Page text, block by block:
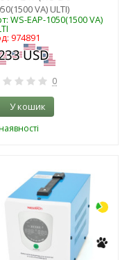
VA) ULTI)
WS-EAP-1050(1500 VA)
974891
0
У кошик
-19%